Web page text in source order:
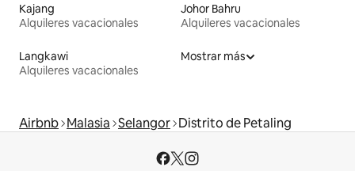
Kajang
Alquileres vacacionales
Johor Bahru
Alquileres vacacionales
Langkawi
Alquileres vacacionales
Mostrar más
Airbnb Malasia Selangor Distrito de Petaling